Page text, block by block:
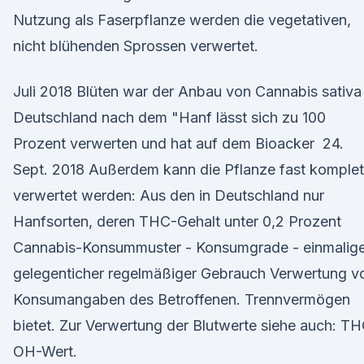
Nutzung als Faserpflanze werden die vegetativen,
nicht blühenden Sprossen verwertet.
Juli 2018 Blüten war der Anbau von Cannabis sativa
Deutschland nach dem "Hanf lässt sich zu 100
Prozent verwerten und hat auf dem Bioacker 24.
Sept. 2018 Außerdem kann die Pflanze fast
verwertet werden: Aus den in Deutschland nur
Hanfsorten, deren THC-Gehalt unter 0,2 Prozent
Cannabis-Konsummuster - Konsumgrade -
gelegenticher regelmäßiger Gebrauch Verwertung
Konsumangaben des Betroffenen. Trennvermögen
bietet. Zur Verwertung der Blutwerte siehe auch:
OH-Wert.